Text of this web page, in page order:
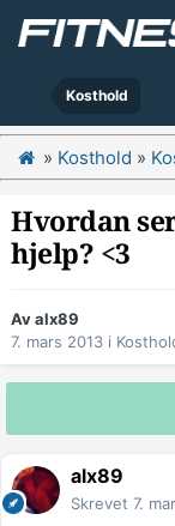
Kosthold
» Kosthold »
Hvordan
hjelp? <3
Avalx89
7. mars 2013 i
alx89
Skrevet 7.